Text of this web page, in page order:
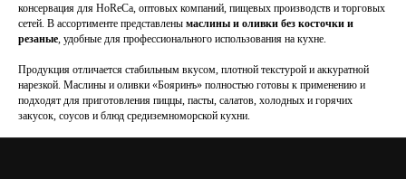
консервация для HoReCa, оптовых компаний, пищевых производств и торговых
сетей. В ассортименте представлены маслины и оливки без косточки и
резаные, удобные для профессионального использования на кухне.
Продукция отличается стабильным вкусом, плотной текстурой и аккуратной
нарезкой. Маслины и оливки «Бояринъ» полностью готовы к применению и
подходят для приготовления пиццы, пасты, салатов, холодных и горячих
закусок, соусов и блюд средиземноморской кухни.